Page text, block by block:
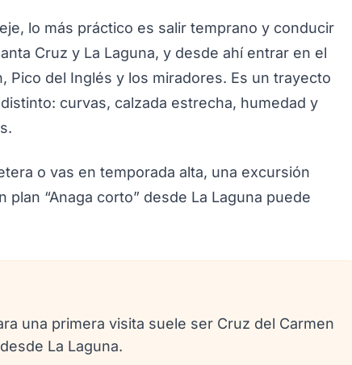
lo más práctico es salir temprano y conducir
Cruz y La Laguna, y desde ahí entrar en el
Pico del Inglés y los miradores. Es un trayecto
curvas, calzada estrecha, humedad y
o vas en temporada alta, una excursión
“Anaga corto” desde La Laguna puede
una primera visita suele ser Cruz del Carmen
La Laguna.